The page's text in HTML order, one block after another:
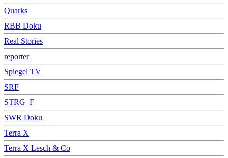
Quarks
RBB Doku
Real Stories
reporter
Spiegel TV
SRF
STRG_F
SWR Doku
Terra X
Terra X Lesch & Co